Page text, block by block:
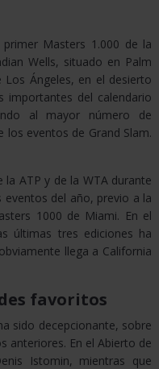
Masters 1.000 de la
Wells, situado en Palm
Ángeles, en el desierto
importantes del calendario
al mayor número de
eventos de Grand Slam.
la ATP y de la WTA durante
del año, previo a la
1000 de Miami. En el
últimas tres ediciones ha
llega a California
favoritos
sido decepcionante, sobre
anteriores. En el Abierto de
Istomin, mientras que